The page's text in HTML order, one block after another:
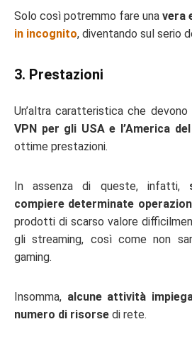
Solo così potremmo fare una vera
in incognito, diventando sul serio
3. Prestazioni
Un’altra caratteristica che
VPN per gli USA e l’America
ottime prestazioni.
In assenza di queste, infatti,
compiere determinate
prodotti di scarso valore
gli streaming, così come non
gaming.
Insomma, alcune attività
numero di risorse di rete.